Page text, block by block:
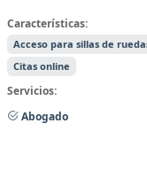
Características:
Acceso para sillas de
Citas online
Servicios:
Abogado